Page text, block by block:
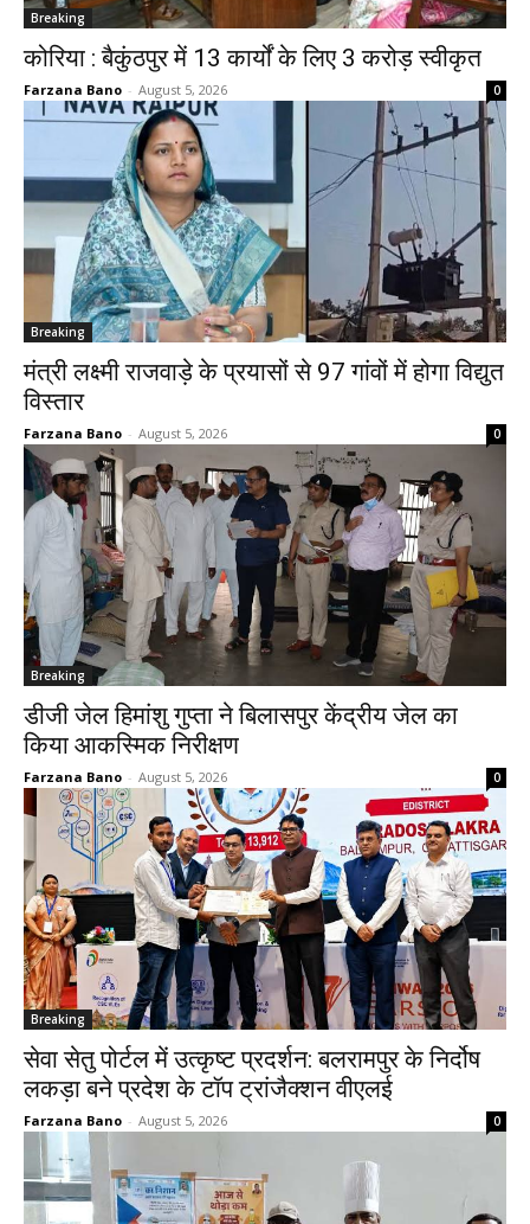
Breaking
कोरिया : बैकुंठपुर में 13 कार्यों के लिए 3 करोड़ स्वीकृत
Farzana Bano - August 5, 2026 0
Breaking
मंत्री लक्ष्मी राजवाड़े के प्रयासों से 97 गांवों में होगा विद्युत
विस्तार
Farzana Bano - August 5, 2026 0
Breaking
डीजी जेल हिमांशु गुप्ता ने बिलासपुर केंद्रीय जेल का
किया आकस्मिक निरीक्षण
Farzana Bano - August 5, 2026 0
Breaking
सेवा सेतु पोर्टल में उत्कृष्ट प्रदर्शन: बलरामपुर के निर्दोष
लकड़ा बने प्रदेश के टॉप ट्रांजैक्शन वीएलई
Farzana Bano - August 5, 2026 0